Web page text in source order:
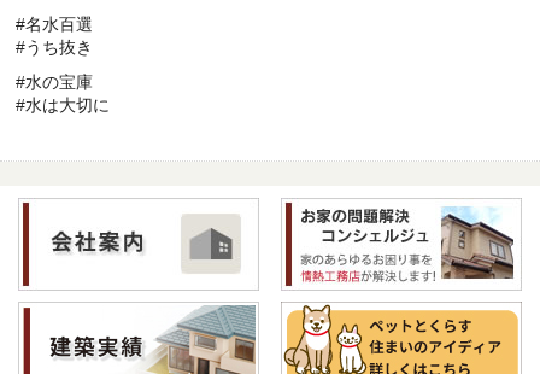
#名水百選
#うち抜き
#水の宝庫
#水は大切に